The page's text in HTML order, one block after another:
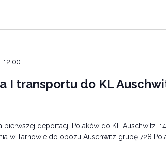
12:00
I transportu do KL
pierwszej deportacji Polaków do KL Auschwitz.
w Tarnowie do obozu Auschwitz grupę 728